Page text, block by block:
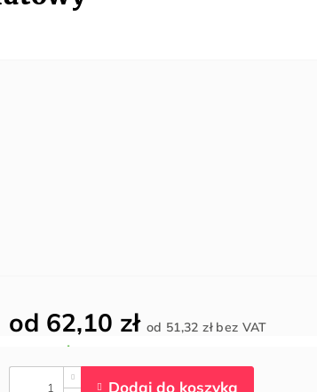
od 62,10 zł od 51,32 złbez VAT